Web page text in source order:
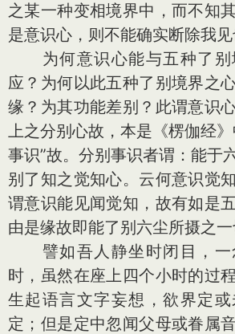
之某一种变相境界中，而不知
是意识心，则不能确实断除我见
为何意识心能与五种了别
应？为何以此五种了别境界之
缘？为其功能差别？此谓意识
上之分别心故，本是《楞伽经》
事识”故。分别事识者谓：能于
别了知之觉知心。云何意识觉
谓意识能见闻觉知，故有如是
由是缘故即能了别六尘所摄之一
譬如吾人静坐时闭目，一
时，虽然在座上四个小时的过
生起语言文字妄想，欲界定
定；但是定中忽闻父母或眷属